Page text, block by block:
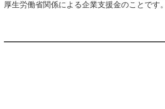
厚生労働省関係による企業支援金のことで